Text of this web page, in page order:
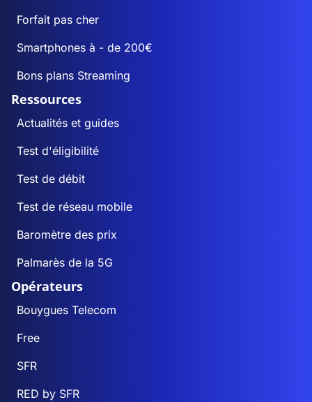
Forfait pas cher
Smartphones à - de 200€
Bons plans Streaming
Ressources
Actualités et guides
Test d'éligibilité
Test de débit
Test de réseau mobile
Baromètre des prix
Palmarès de la 5G
Opérateurs
Bouygues Telecom
Free
SFR
RED by SFR